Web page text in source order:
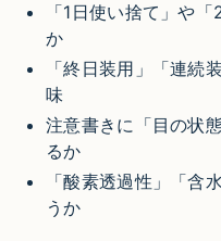
「1日使い捨て」や
か
「終日装用」「連続
味
注意書きに「目の状
るか
「酸素透過性」「含
うか